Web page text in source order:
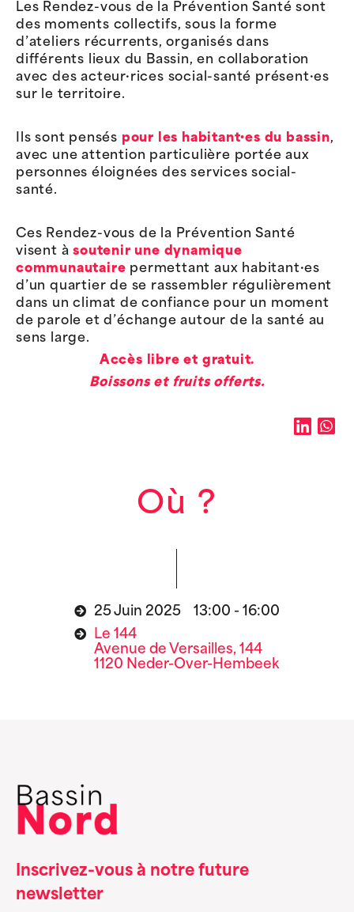
Les Rendez-vous de la Prévention Santé sont
des moments collectifs, sous la forme
d’ateliers récurrents, organisés dans
différents lieux du Bassin, en collaboration
avec des acteur·rices social-santé présent·es
sur le territoire.
Ils sont pensés pour les habitant·es du bassin,
avec une attention particulière portée aux
personnes éloignées des services social-
santé.
Ces Rendez-vous de la Prévention Santé
visent àsoutenir une dynamique
communautaire permettant aux habitant·es
d’un quartier de se rassembler régulièrement
dans un climat de confiance pour un moment
de parole et d’échange autour de la santé au
sens large.
Accès libre et gratuit.
Boissons et fruits offerts.
Où ?
25 Juin 2025 13:00 - 16:00
Le 144
Avenue de Versailles, 144
1120 Neder-Over-Hembeek
Inscrivez-vous à notre future
newsletter